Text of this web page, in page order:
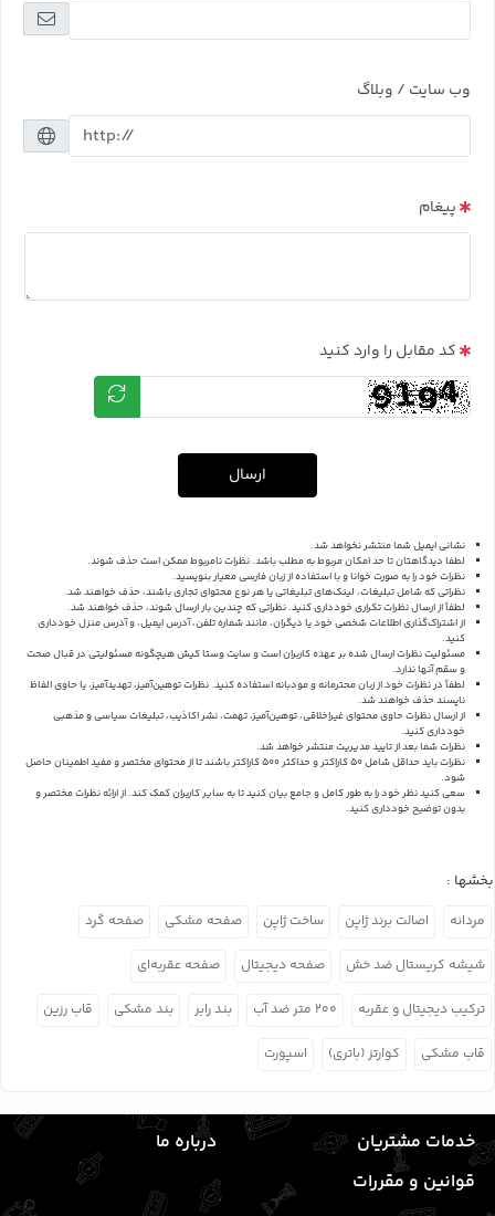
وب سایت / وبلاگ
پیغام
کد مقابل را وارد کنید
ارسال
نشانی ایمیل شما منتشر نخواهد شد.
لطفا دیدگاهتان تا حد امکان مربوط به مطلب باشد. نظرات نامربوط ممکن است حذف شوند.
نظرات خود را به صورت خوانا و با استفاده از زبان فارسی معیار بنویسید.
نظراتی که شامل تبلیغات، لینک‌های تبلیغاتی یا هر نوع محتوای تجاری باشند، حذف خواهند شد.
لطفاً از ارسال نظرات تکراری خودداری کنید. نظراتی که چندین بار ارسال شوند، حذف خواهند شد.
از اشتراک‌گذاری اطلاعات شخصی خود یا دیگران، مانند شماره تلفن، آدرس ایمیل، و آدرس منزل خودداری
کنید.
مسئولیت نظرات ارسال شده بر عهده کاربران است و سایت وستا کیش هیچگونه مسئولیتی در قبال صحت
و سقم آنها ندارد.
لطفاً در نظرات خود از زبان محترمانه و مودبانه استفاده کنید. نظرات توهین‌آمیز، تهدیدآمیز، یا حاوی الفاظ
ناپسند حذف خواهند شد.
از ارسال نظرات حاوی محتوای غیراخلاقی، توهین‌آمیز، تهمت، نشر اکاذیب، تبلیغات سیاسی و مذهبی
خودداری کنید.
نظرات شما بعد از تایید مدیریت منتشر خواهد شد.
نظرات باید حداقل شامل 50 کاراکتر و حداکثر 500 کاراکتر باشند تا از محتوای مختصر و مفید اطمینان حاصل
شود.
سعی کنید نظر خود را به طور کامل و جامع بیان کنید تا به سایر کاربران کمک کند.از ارائه نظرات مختصر و
بدون توضیح خودداری کنید.
بخشها :
مردانه اصالت برند ژاپن ساخت ژاپن صفحه مشکی صفحه گرد
شیشه کریستال ضد خش صفحه دیجیتال صفحه عقربه‌ای
ترکیب دیجیتال و عقربه ۲۰۰ متر ضد آب بند رابر بند مشکی قاب رزین
قاب مشکی کوارتز (باتری) اسپورت
خدمات مشتریان
درباره ما
قوانین و مقررات